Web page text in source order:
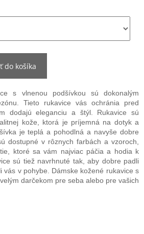
do košíka
s vlnenou podšívkou sú dokonalým
Tieto rukavice vás ochránia pred
dodajú eleganciu a štýl. Rukavice sú
kože, ktorá je príjemná na dotyk a
je teplá a pohodlná a navyše dobre
dostupné v rôznych farbách a vzoroch,
ktoré sa vám najviac páčia a hodia k
sú tiež navrhnuté tak, aby dobre padli
vás v pohybe. Dámske kožené rukavice s
darčekom pre seba alebo pre vašich